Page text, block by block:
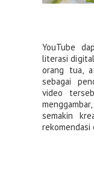
YouTube
literasi
orang tua,
sebagai
video
semakin
rekomendasi